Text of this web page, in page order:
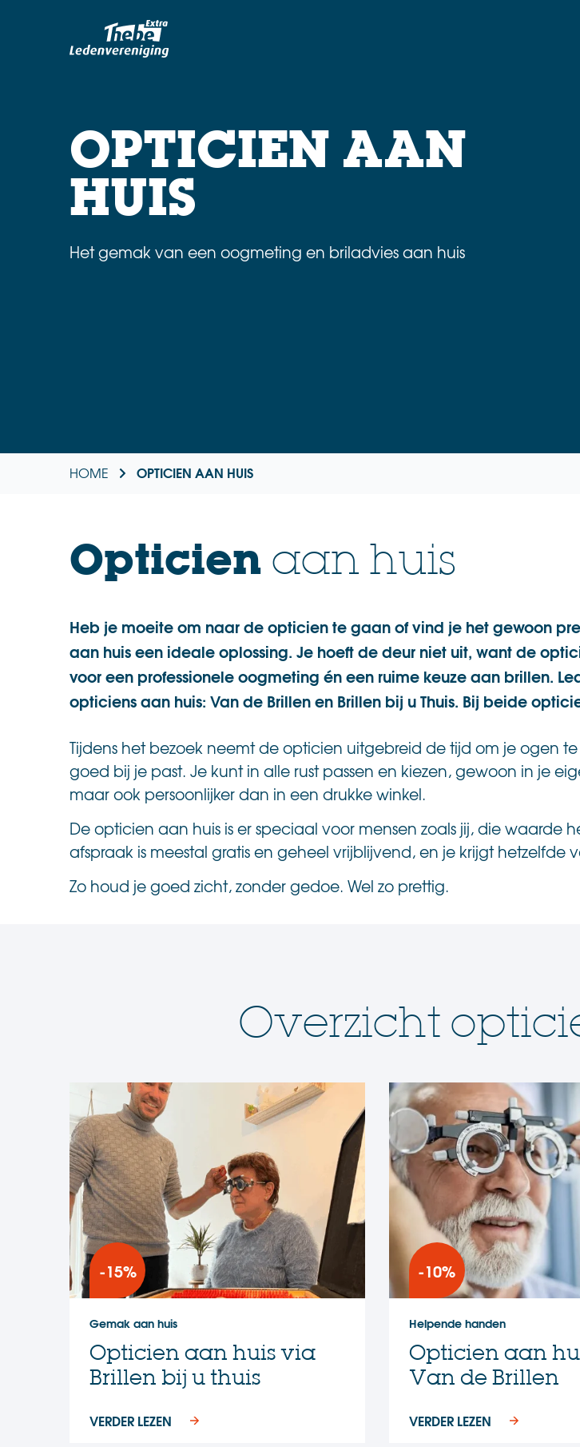
OPTICIEN AAN
HUIS
Het gemak van een oogmeting en briladvies aan huis
HOME OPTICIEN AAN HUIS
Opticien aan huis
Heb je moeite om naar de opticien te gaan of vind je het gewoon
aan huis een ideale oplossing. Je hoeft de deur niet uit, want de
voor een professionele oogmeting én een ruime keuze aan brillen.
opticiens aan huis: Van de Brillen en Brillen bij u Thuis. Bij beide
Tijdens het bezoek neemt de opticien uitgebreid de tijd om je ogen
goed bij je past. Je kunt in alle rust passen en kiezen, gewoon in je
maar ook persoonlijker dan in een drukke winkel.
De opticien aan huis is er speciaal voor mensen zoals jij, die
afspraak is meestal gratis en geheel vrijblijvend, en je krijgt
Zo houd je goed zicht, zonder gedoe. Wel zo prettig.
Overzicht
-15%
Gemak aan huis
Opticien aan huis via
Brillen bij u thuis
VERDER LEZEN
-10%
Helpende handen
Opticien aan
Van de Brillen
VERDER LEZEN